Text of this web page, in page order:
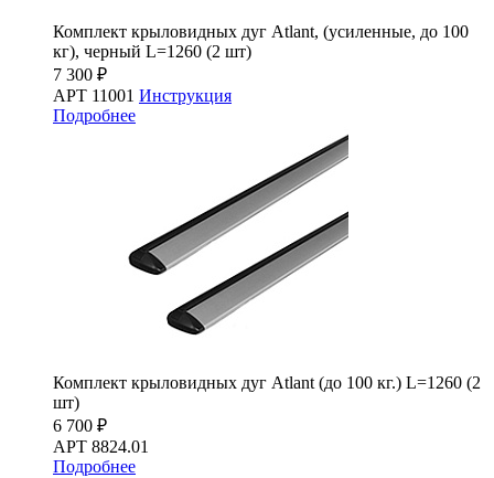
Комплект крыловидных дуг Atlant, (усиленные, до 100
кг), черный L=1260 (2 шт)
7 300 ₽
АРТ 11001 Инструкция
Подробнее
Комплект крыловидных дуг Atlant (до 100 кг.) L=1260 (2
шт)
6 700 ₽
АРТ 8824.01
Подробнее